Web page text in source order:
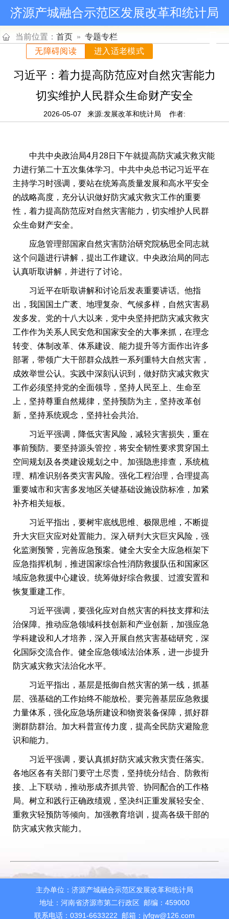
济源产城融合示范区发展改革和统计局
当前位置： 首页 » 专题专栏
习近平：着力提高防范应对自然灾害能力
切实维护人民群众生命财产安全
2026-05-07 来源:发展改革和统计局 作者:
中共中央政治局4月28日下午就提高防灾减灾救灾能
力进行第二十五次集体学习。中共中央总书记习近平在
主持学习时强调，要站在统筹高质量发展和高水平安全
的战略高度，充分认识做好防灾减灾救灾工作的重要
性，着力提高防范应对自然灾害能力，切实维护人民群
众生命财产安全。
应急管理部国家自然灾害防治研究院杨思全同志就
这个问题进行讲解，提出工作建议。中央政治局的同志
认真听取讲解，并进行了讨论。
习近平在听取讲解和讨论后发表重要讲话。他指
出，我国国土广袤、地理复杂、气候多样，自然灾害易
发多发。党的十八大以来，党中央坚持把防灾减灾救灾
工作作为关系人民安危和国家安全的大事来抓，在理念
转变、体制改革、体系建设、能力提升等方面作出许多
部署，带领广大干部群众战胜一系列重特大自然灾害，
成效举世公认。实践中深刻认识到，做好防灾减灾救灾
工作必须坚持党的全面领导，坚持人民至上、生命至
上，坚持尊重自然规律，坚持预防为主，坚持改革创
新，坚持系统观念，坚持社会共治。
习近平强调，降低灾害风险，减轻灾害损失，重在
事前预防。要坚持源头管控，将安全韧性要求贯穿国土
空间规划及各类建设规划之中。加强隐患排查，系统梳
理、精准识别各类灾害风险。强化工程治理，合理提高
重要城市和灾害多发地区关键基础设施设防标准，加紧
补齐相关短板。
习近平指出，要树牢底线思维、极限思维，不断提
升大灾巨灾应对处置能力。深入研判大灾巨灾风险，强
化监测预警，完善应急预案。健全大安全大应急框架下
应急指挥机制，推进国家综合性消防救援队伍和国家区
域应急救援中心建设。统筹做好综合救援、过渡安置和
恢复重建工作。
习近平强调，要强化应对自然灾害的科技支撑和法
治保障。推动应急领域科技创新和产业创新，加强应急
学科建设和人才培养，深入开展自然灾害基础研究，深
化国际交流合作。健全应急领域法治体系，进一步提升
防灾减灾救灾法治化水平。
习近平指出，基层是抵御自然灾害的第一线，抓基
层、强基础的工作始终不能放松。要完善基层应急救援
力量体系，强化应急场所建设和物资装备保障，抓好群
测群防群治。加大科普宣传力度，提高全民防灾避险意
识和能力。
习近平强调，要认真抓好防灾减灾救灾责任落实。
各地区各有关部门要守土尽责，坚持统分结合、防救衔
接、上下联动，推动形成齐抓共管、协同配合的工作格
局。树立和践行正确政绩观，坚决纠正重发展轻安全、
重救灾轻预防等倾向。加强教育培训，提高各级干部的
防灾减灾救灾能力。
主办单位：济源产城融合示范区发展改革和统计局
地址：河南省济源市第二行政区 邮编：459000
联系电话：0391-6633222 邮箱：jyfgw@126.com
进入适老模式
无障碍阅读